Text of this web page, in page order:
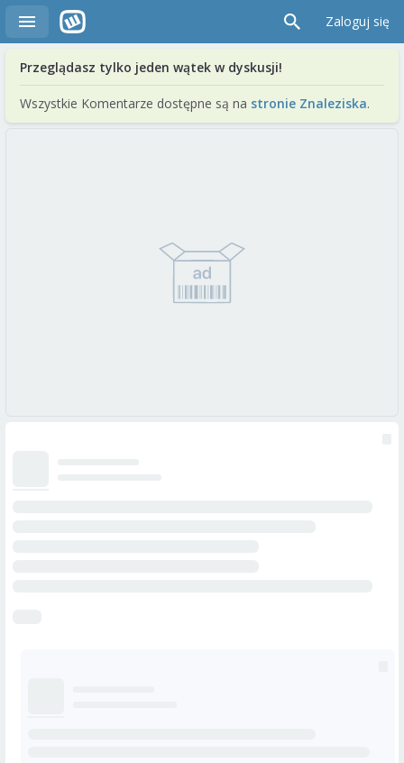
Zaloguj się
Przeglądasz tylko jeden wątek w dyskusji!
Wszystkie Komentarze dostępne są na stronie Znaleziska.